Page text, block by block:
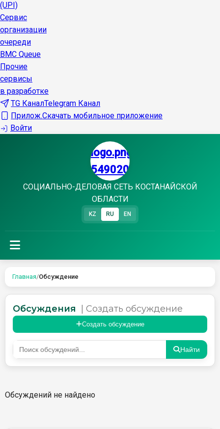
(UPI)
Сервис
организации
очереди
BMC Queue
Прочие
сервисы
в разработке
TG КаналTelegram Канал
Прилож.Скачать мобильное приложение
Войти
СОЦИАЛЬНО-ДЕЛОВАЯ СЕТЬ КОСТАНАЙСКОЙ
ОБЛАСТИ
KZ RU EN
Главная/Обсуждение
Обсуждения | Создать обсуждение
Создать обсуждение
Найти
Обсуждений не найдено